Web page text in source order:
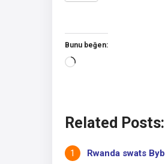
Bunu beğen:
Yükleniyor...
Related Posts:
Rwanda swats